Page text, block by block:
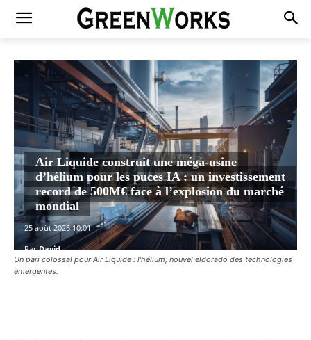
Un pari colossal pour Air Liquide : l'hélium, nouvel eldorado des technologies
émergentes.
Air Liquide construit une méga-usine
d’hélium pour les puces IA : un investissement
record de 500M€ face à l’explosion du marché
mondial
25 août 2025 10:01
Par David